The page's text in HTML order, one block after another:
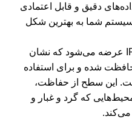
دقیق و قابل اعتمادی
سیستم شما به بهترین شکل
این ماژول با درجه حفاظت IP20 عرضه می‌شود که نشان
شده و برای استفاده
این سطح از حفاظت،
که گرد و غبار و